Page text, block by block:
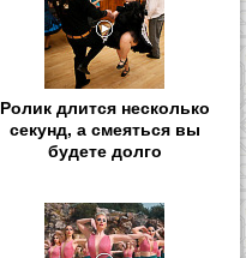
Ролик длится несколько
секунд, а смеяться вы
будете долго